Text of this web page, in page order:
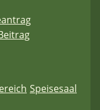
Speisesaal